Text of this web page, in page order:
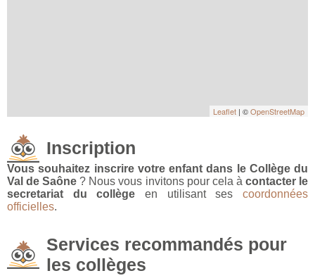
Leaflet | ©OpenStreetMap
Inscription
Vous souhaitez inscrire votre enfant dans le Collège du
Val de Saône ? Nous vous invitons pour cela à contacter le
secretariat du collège en utilisant sescoordonnées
officielles.
Services recommandés pour
les collèges